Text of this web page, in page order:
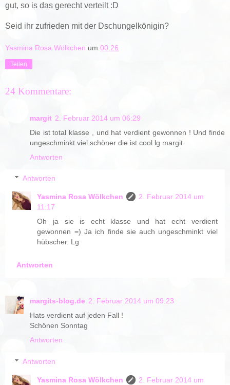
gut, so is das gerecht verteilt :D
Seid ihr zufrieden mit der Dschungelkönigin?
Yasmina Rosa Wölkchen um 00:26
Teilen
24 Kommentare:
margit 2. Februar 2014 um 06:29
Die ist total klasse , und hat verdient gewonnen ! Und finde
ungeschminkt viel schöner die ist cool lg margit
Antworten
Antworten
Yasmina Rosa Wölkchen
2. Februar 2014 um
11:17
Oh ja sie is echt klasse und hat echt verdient
gewonnen =) Ja ich finde sie auch ungeschminkt viel
hübscher. Lg
Antworten
margits-blog.de 2. Februar 2014 um 09:23
Hats verdient auf jeden Fall !
Schönen Sonntag
Antworten
Antworten
Yasmina Rosa Wölkchen
2. Februar 2014 um